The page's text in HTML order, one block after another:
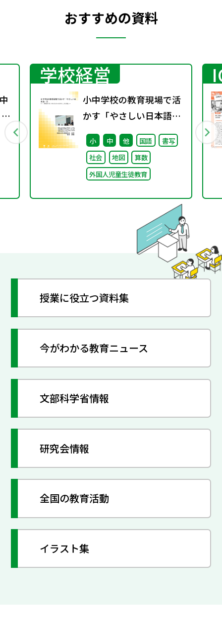
おすすめの資料
学校経営
小中学校の教育現場で活
かす「やさしい日本語」
② ～「（学校内での）子
どもたちへのやさしい日
本語」～
小 中 他 国語
書写
社会
地図
算数
外国人児童生徒教育
授業に役立つ資料集
今がわかる教育ニュース
文部科学省情報
研究会情報
全国の教育活動
イラスト集